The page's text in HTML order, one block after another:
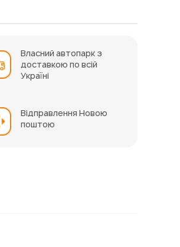
Власний автопарк з
доставкою по всій
Україні
Відправлення Новою
поштою